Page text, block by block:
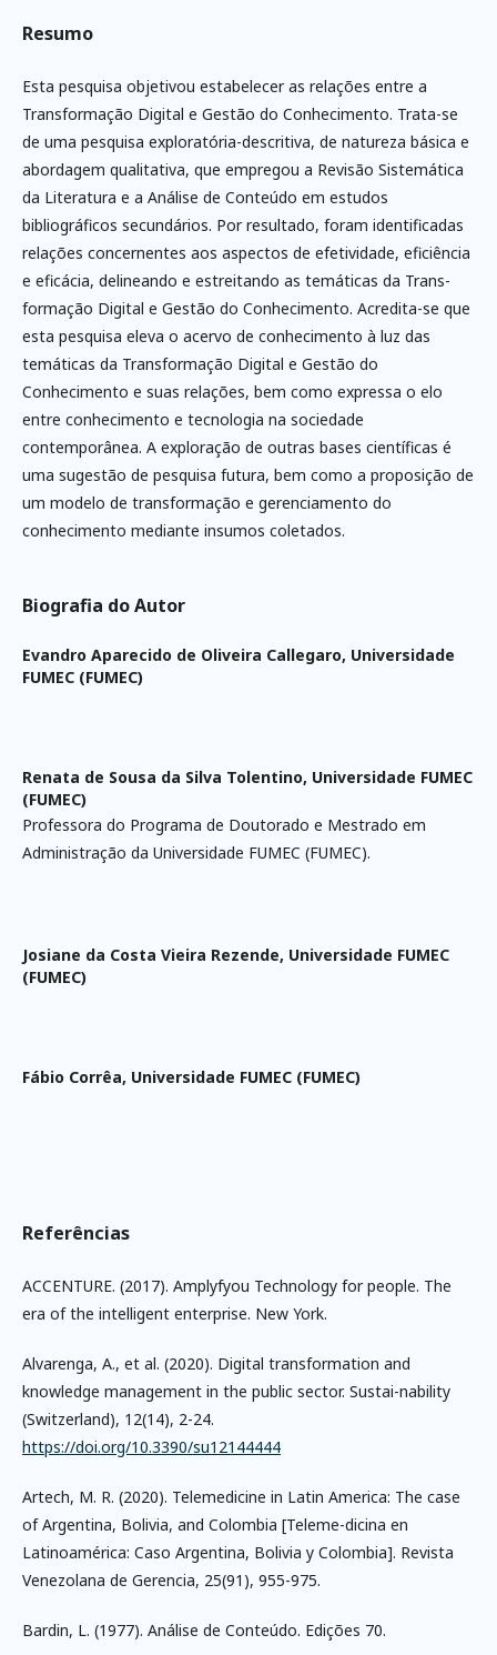
Resumo
Esta pesquisa objetivou estabelecer as relações entre a
Transformação Digital e Gestão do Conhecimento. Trata-se
de uma pesquisa exploratória-descritiva, de natureza básica e
abor­dagem qualitativa, que empregou a Revisão Sistemática
da Literatura e a Análise de Conteúdo em estudos
bibliográficos secundários. Por resultado, foram identificadas
relações concernentes aos aspectos de efetividade, eficiência
e eficácia, delineando e estreitando as temáticas da Trans­
formação Digital e Gestão do Conhecimento. Acredita-se que
esta pesquisa eleva o acervo de conhecimento à luz das
temáticas da Transformação Digital e Gestão do
Conhecimento e suas relações, bem como expressa o elo
entre conhecimento e tecnologia na sociedade
contemporânea. A exploração de outras bases científicas é
uma sugestão de pesquisa futura, bem como a proposição de
um modelo de transformação e gerenciamento do
conhecimento mediante insumos coletados.
Biografia do Autor
Evandro Aparecido de Oliveira Callegaro, Universidade
FUMEC (FUMEC)
Renata de Sousa da Silva Tolentino, Universidade FUMEC
(FUMEC)
Professora do Programa de Doutorado e Mestrado em
Administração da Universidade FUMEC (FUMEC).
Josiane da Costa Vieira Rezende, Universidade FUMEC
(FUMEC)
Fábio Corrêa, Universidade FUMEC (FUMEC)
Referências
ACCENTURE. (2017). Amplyfyou Technology for people. The
era of the intelligent enterprise. New York.
Alvarenga, A., et al. (2020). Digital transformation and
knowledge management in the public sector. Sustai-nability
(Switzerland), 12(14), 2-24.
https://doi.org/10.3390/su12144444
Artech, M. R. (2020). Telemedicine in Latin America: The case
of Argentina, Bolivia, and Colombia [Teleme-dicina en
Latinoamérica: Caso Argentina, Bolivia y Colombia]. Revista
Venezolana de Gerencia, 25(91), 955-975.
Bardin, L. (1977). Análise de Conteúdo. Edições 70.